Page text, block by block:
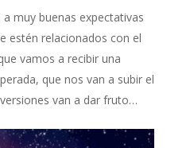
a muy buenas expectativas
estén relacionados con el
vamos a recibir una
que nos van a subir el
van a dar fruto…